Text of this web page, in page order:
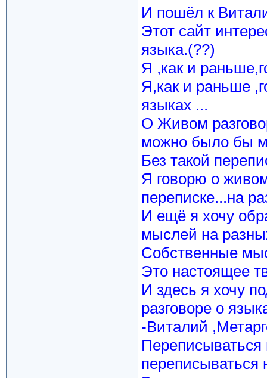
И пошёл к
Этот сайт
языка.(??)
Я ,как и
Я,как и раньше
языках ...
О Живом
можно было бы
Без такой
Я говорю о
переписке...на
И ещё я хочу
мыслей на
Собственные
Это настоящее
И здесь я хочу
разговоре о
-Виталий